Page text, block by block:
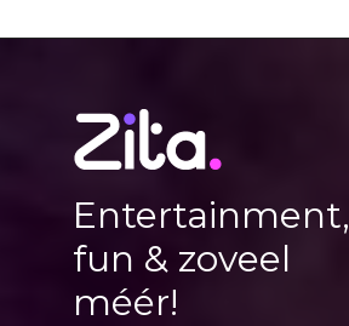
Entertainment,
fun & zoveel
méér!